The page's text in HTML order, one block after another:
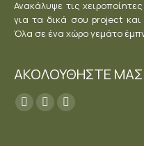
Ανακάλυψε τις
για τα δικά σου project
Όλα σε ένα χώρο γεμάτο
ΑΚΟΛΟΥΘΗΣΤΕ ΜΑΣ
Find us on:
Facebook
YouTubeInstagram